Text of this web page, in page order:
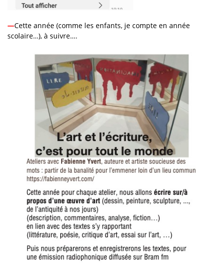
—Cette année (comme les enfants, je compte en année
scolaire…), à suivre….